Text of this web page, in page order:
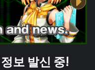
보 발신 중!